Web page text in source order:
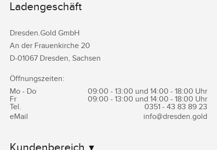
Ladengeschäft
Dresden.Gold GmbH
An der Frauenkirche 20
D-01067 Dresden, Sachsen
Öffnungszeiten:
Mo - Do
09:00 - 13:00 und 14:00 - 18:00 Uhr
Fr
09:00 - 13:00 und 14:00 - 18:00 Uhr
Tel.
0351 - 43 83 89 23
eMail
info@dresden.gold